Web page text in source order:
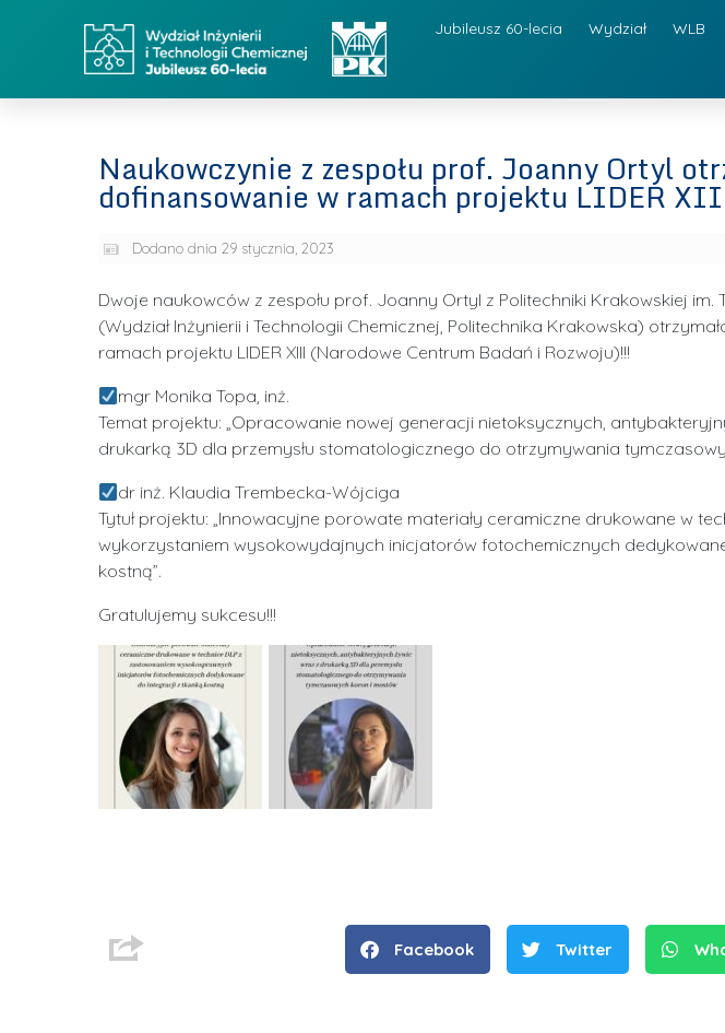
Jubileusz 60-lecia Wydział WLB
Naukowczynie z zespołu prof. Joanny Ortyl
dofinansowanie w ramach projektu LIDER
Dodano dnia 29 stycznia, 2023
Dwoje naukowców z zespołu prof. Joanny Ortyl z Politechniki Krakowskiej im.
(Wydział Inżynierii i Technologii Chemicznej, Politechnika Krakowska)
ramach projektu LIDER XIII (Narodowe Centrum Badań i Rozwoju)!!!
mgr Monika Topa, inż.
Temat projektu: „Opracowanie nowej generacji nietoksycznych,
drukarką 3D dla przemysłu stomatologicznego do otrzymywania
dr inż. Klaudia Trembecka-Wójciga
Tytuł projektu: „Innowacyjne porowate materiały ceramiczne drukowane w
wykorzystaniem wysokowydajnych inicjatorów fotochemicznych
kostną”.
Gratulujemy sukcesu!!!
Facebook Twitter